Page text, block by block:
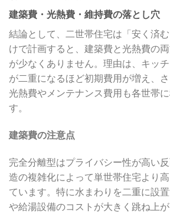
建築費・光熱費・維持費の落とし穴
結論として、二世帯住宅は「安く済
けで計画すると、建築費と光熱費の
が少なくありません。理由は、キッ
が二重になるほど初期費用が増え、
光熱費やメンテナンス費用も各世帯
す。
建築費の注意点
完全分離型はプライバシー性が高い
造の複雑化によって単世帯住宅より
ています。特に水まわりを二重に設
や給湯設備のコストが大きく跳ね上が